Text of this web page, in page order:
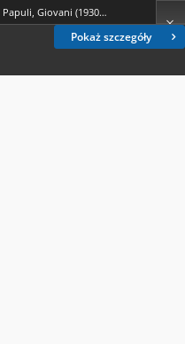
Pokaż szczegóły
Papuli, Giovani (1930-2012).; Truchlińska, Bogumiła.